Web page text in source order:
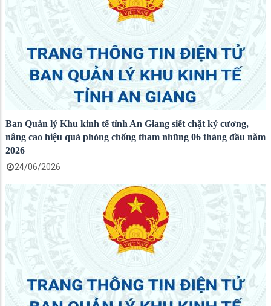
Ban Quản lý Khu kinh tế tỉnh An Giang siết chặt kỷ cương,
nâng cao hiệu quả phòng chống tham nhũng 06 tháng đầu năm
2026
24/06/2026